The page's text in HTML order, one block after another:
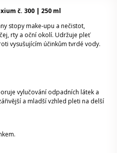
č. 300 | 250 ml
stopy make-upu a nečistot,
rty a oční okolí. Udržuje pleť
vysušujícím účinkům tvrdé vody.
vylučování odpadních látek a
a mladší vzhled pleti na delší